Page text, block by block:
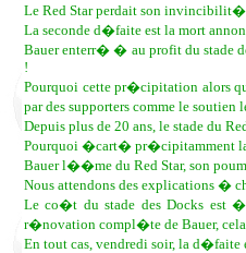
Le Red Star perdait son
La seconde d�faite est la mort
Bauer enterr� � au profit du stade
!
Pourquoi cette pr�cipitation alors
par des supporters comme le
Depuis plus de 20 ans, le stade du
Pourquoi �cart� pr�cipitamment
Bauer l��me du Red Star, son
Nous attendons des explications �
Le co�t du stade des Docks est
r�novation compl�te de Bauer,
En tout cas, vendredi soir, la